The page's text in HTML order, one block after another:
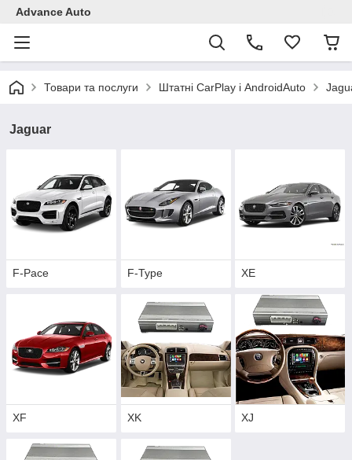
Advance Auto
Товари та послуги Штатні CarPlay і AndroidAuto
Jaguar
F-Pace F-Type XE
XF XK XJ